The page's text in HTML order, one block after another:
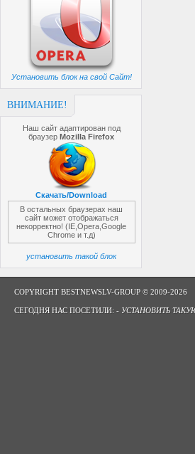
Установить блок на свой Сайт!
ВНИМАНИЕ!
Наш сайт адаптирован под
браузерMozilla Firefox
Скачать/Download
В остальных браузерах наш
сайт может отображаться
некорректно! (IE,Opera,Google
Chrome и т.д)
установить такой блок
COPYRIGHT BESTNEWSLV-GROUP © 2009-2026
СЕГОДНЯ НАС ПОСЕТИЛИ: - УСТАНОВИТЬ